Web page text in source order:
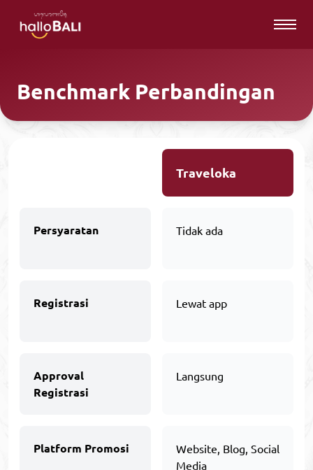
Benchmark Perbandingan
Traveloka
Persyaratan Tidak ada
Registrasi Lewat app
Approval
Registrasi
Langsung
Platform Promosi
Website, Blog, Social
Media